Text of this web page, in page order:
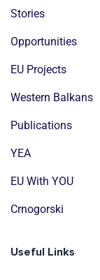
Stories
Opportunities
EU Projects
Western Balkans
Publications
YEA
EU With YOU
Crnogorski
Useful Links